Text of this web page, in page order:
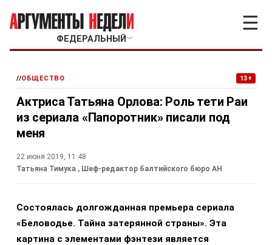
ФЕДЕРАЛЬНЫЙ ﹀
☰
//ОБЩЕСТВО 13+
Актриса Татьяна Орлова: Роль тети Раи
из сериала «Папоротник» писали под
меня
22 июня 2019, 11:48
Татьяна Тимука , Шеф-редактор балтийского бюро АН
Состоялась долгожданная премьера сериала
«Беловодье. Тайна затерянной страны». Эта
картина с элементами фэнтези является